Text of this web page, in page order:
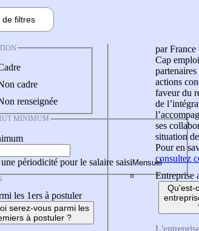
de filtres
cadre
renseignée
MINIMUM
périodicité pour le salaire saisi
les 1ers à postuler
serez-vous parmi les
à postuler ?
par France
Cap
partenaires
actions
faveur du
de
ses
situation
Pour en
consultez
Entreprise
Qu'est-